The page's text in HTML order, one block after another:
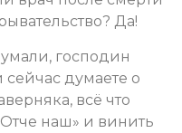
Да!
господин
думаете о
всё что
наш» и винить